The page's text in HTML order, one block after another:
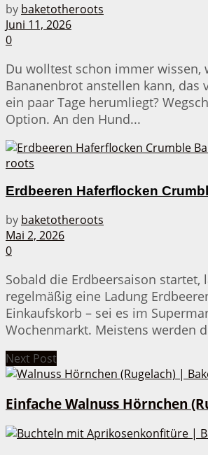
by baketotheroots
Juni 11, 2026
0
Du wolltest schon immer wissen,
Bananenbrot anstellen kann, das
ein paar Tage herumliegt?
Option. An den Hund...
Erdbeeren Haferflocken
by baketotheroots
Mai 2, 2026
0
Sobald die Erdbeersaison startet,
regelmäßig eine Ladung
Einkaufskorb – sei es im
Wochenmarkt. Meistens werden
Next Post
Einfache Walnuss Hörnchen